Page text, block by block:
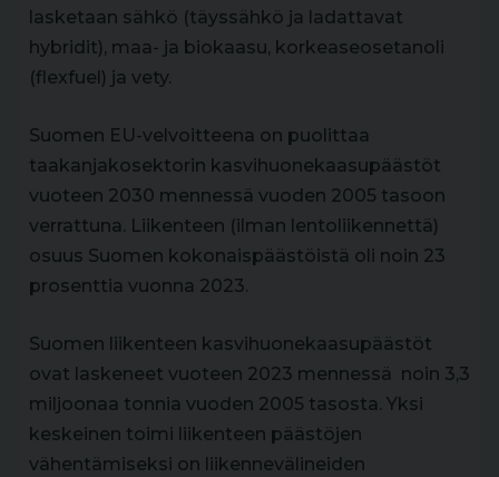
lasketaan sähkö (täyssähkö ja ladattavat
hybridit), maa- ja biokaasu, korkeaseosetanoli
(flexfuel) ja vety.
Suomen EU-velvoitteena on puolittaa
taakanjakosektorin kasvihuonekaasupäästöt
vuoteen 2030 mennessä vuoden 2005 tasoon
verrattuna. Liikenteen (ilman lentoliikennettä)
osuus Suomen kokonaispäästöistä oli noin 23
prosenttia vuonna 2023.
Suomen liikenteen kasvihuonekaasupäästöt
ovat laskeneet vuoteen 2023 mennessä noin 3,3
miljoonaa tonnia vuoden 2005 tasosta. Yksi
keskeinen toimi liikenteen päästöjen
vähentämiseksi on liikennevälineiden